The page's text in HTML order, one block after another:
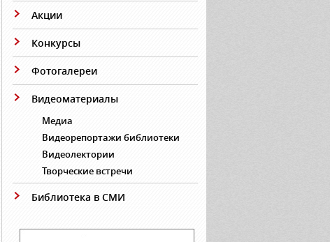
Акции
Конкурсы
Фотогалереи
Видеоматериалы
Медиа
Видеорепортажи библиотеки
Видеолектории
Творческие встречи
Библиотека в СМИ